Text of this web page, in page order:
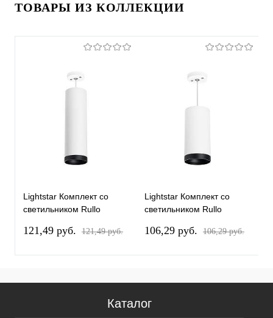
ТОВАРЫ ИЗ КОЛЛЕКЦИИ
Lightstar Комплект со
светильником Rullo
121,49 pуб. 121,49 pуб.
Lightstar Комплект со
светильником Rullo
106,29 pуб. 106,29 pуб.
Каталог